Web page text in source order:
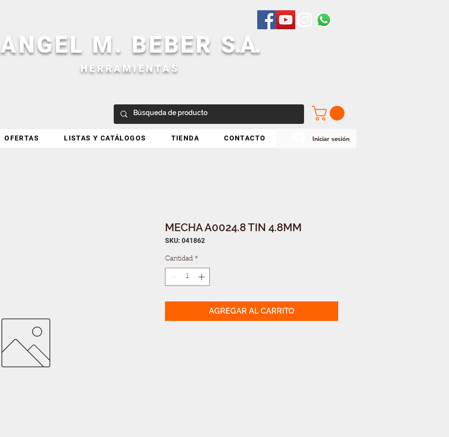
ANGEL M. BEBER S.A.
HERRAMIENTAS
OFERTAS LISTAS Y CATÁLOGOS TIENDA CONTACTO Iniciar sesión
MECHA A0024.8 TIN 4.8MM
SKU: 041862
Cantidad *
AGREGAR AL CARRITO